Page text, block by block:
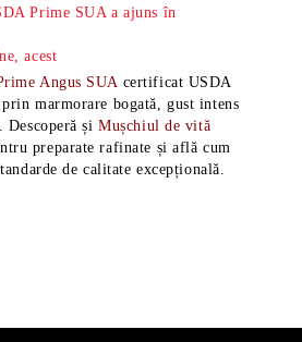
Prime SUA a ajuns în
acest
Angus SUA certificat USDA
marmorare bogată, gust intens
Descoperă șiMușchiul de vită
preparate rafinate și află cum
de calitate excepțională.